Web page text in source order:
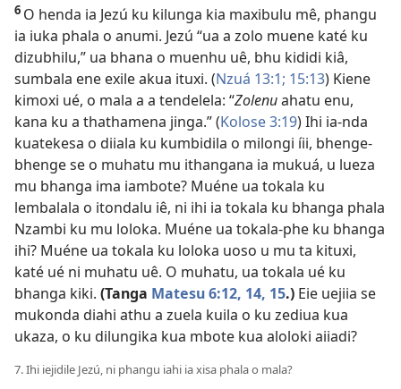
6 O henda ia Jezú ku kilunga kia maxibulu mê, phangu
ia iuka phala o anumi. Jezú “ua a zolo muene katé ku
dizubhilu,” ua bhana o muenhu uê, bhu kididi kiâ,
sumbala ene exile akua ituxi. (Nzuá 13:1; 15:13) Kiene
kimoxi ué, o mala a a tendelela: “Zolenuahatu enu,
kana ku a thathamena jinga.” (Kolose 3:19) Ihi ia-nda
kuatekesa o diiala ku kumbidila o milongi íii, bhenge-
bhenge se o muhatu mu ithangana ia mukuá, u lueza
mu bhanga ima iambote? Muéne ua tokala ku
lembalala o itondalu iê, ni ihi ia tokala ku bhanga phala
Nzambi ku mu loloka. Muéne ua tokala-phe ku bhanga
ihi? Muéne ua tokala ku loloka uoso u mu ta kituxi,
katé ué ni muhatu uê. O muhatu, ua tokala ué ku
bhanga kiki. (Tanga Matesu 6:12, 14, 15.) Eie uejiia se
mukonda diahi athu a zuela kuila o ku zediua kua
ukaza, o ku dilungika kua mbote kua aloloki aiiadi?
7. Ihi iejidile Jezú, ni phangu iahi ia xisa phala o mala?